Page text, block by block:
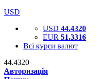
USD
USD 44.4320
EUR 51.3316
Всі курси валют
44.4320
Авторизація